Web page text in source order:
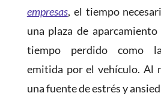
empresas, el tiempo
una plaza de
tiempo perdido como
emitida por el vehículo. Al
una fuente de estrés y